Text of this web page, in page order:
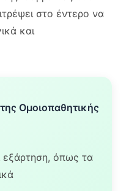
στο έντερο να
και
Ομοιοπαθητικής
εξάρτηση, όπως τα